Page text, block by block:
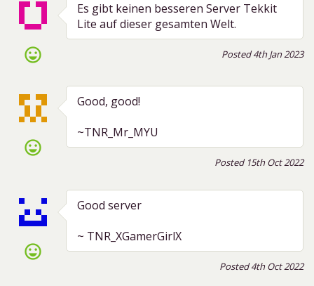
sentiment_very_satisfied
Es gibt keinen besseren Server Tekkit
Lite auf dieser gesamten Welt.
Posted 4th Jan 2023
sentiment_very_satisfied
Good, good!
~TNR_Mr_MYU
Posted 15th Oct 2022
sentiment_very_satisfied
Good server
~ TNR_XGamerGirlX
Posted 4th Oct 2022